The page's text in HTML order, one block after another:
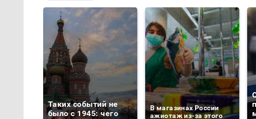
Таких событий не
было с 1945: чего
В магазинах России
ажиотаж из-за этого